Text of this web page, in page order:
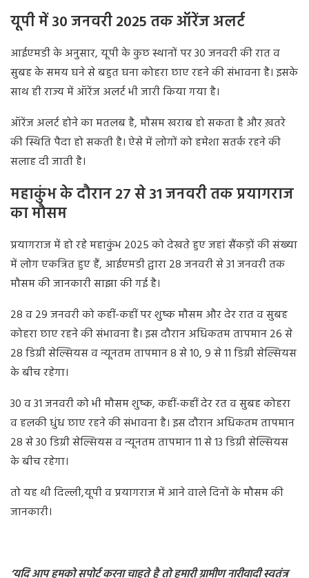
यूपी में 30 जनवरी 2025 तक ऑरेंज अलर्ट
आईएमडी के अनुसार, यूपी के कुछ स्थानों पर 30 जनवरी की रात व
सुबह के समय घने से बहुत घना कोहरा छाए रहने की संभावना है। इसके
साथ ही राज्य में ऑरेंज अलर्ट भी जारी किया गया है।
ऑरेंज अलर्ट होने का मतलब है, मौसम खराब हो सकता है और ख़तरे
की स्थिति पैदा हो सकती है। ऐसे में लोगों को हमेशा सतर्क रहने की
सलाह दी जाती है।
महाकुंभ के दौरान 27 से 31 जनवरी तक प्रयागराज
का मौसम
प्रयागराज में हो रहे महाकुंभ 2025 को देखते हुए जहां सैंकड़ों की संख्या
में लोग एकत्रित हुए हैं, आईएमडी द्वारा 28 जनवरी से 31 जनवरी तक
मौसम की जानकारी साझा की गई है।
28 व 29 जनवरी को कहीं-कहीं पर शुष्क मौसम और देर रात व सुबह
कोहरा छाए रहने की संभावना है। इस दौरान अधिकतम तापमान 26 से
28 डिग्री सेल्सियस व न्यूनतम तापमान 8 से 10, 9 से 11 डिग्री सेल्सियस
के बीच रहेगा।
30 व 31 जनवरी को भी मौसम शुष्क, कहीं-कहीं देर रत व सुबह कोहरा
व हलकी धुंध छाए रहने की संभावना है। इस दौरान अधिकतम तापमान
28 से 30 डिग्री सेल्सियस व न्यूनतम तापमान 11 से 13 डिग्री सेल्सियस
के बीच रहेगा।
तो यह थी दिल्ली,यूपी व प्रयागराज में आने वाले दिनों के मौसम की
जानकारी।